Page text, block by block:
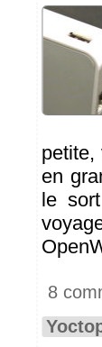
petite,
en
le
8